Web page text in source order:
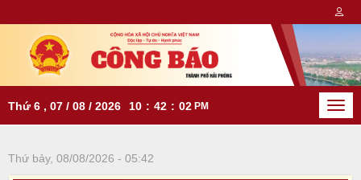
Thứ 6 , 07 / 08 / 2026 10 : 42 : 02 PM
Thứ bảy, 08/08/2026 - 05:42